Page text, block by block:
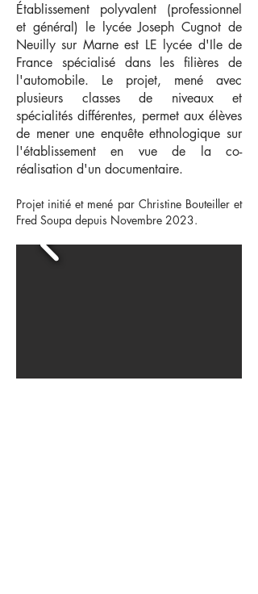
Établissement polyvalent (professionnel
et général) le lycée Joseph Cugnot de
Neuilly sur Marne est LE lycée d'Ile de
France spécialisé dans les filières de
l'automobile. Le projet, mené avec
plusieurs classes de niveaux et
spécialités différentes, permet aux élèves
de mener une enquête ethnologique sur
l'établissement en vue de la co-
réalisation d'un documentaire.
Projet initié et mené par Christine Bouteiller et
Fred Soupa depuis Novembre 2023.